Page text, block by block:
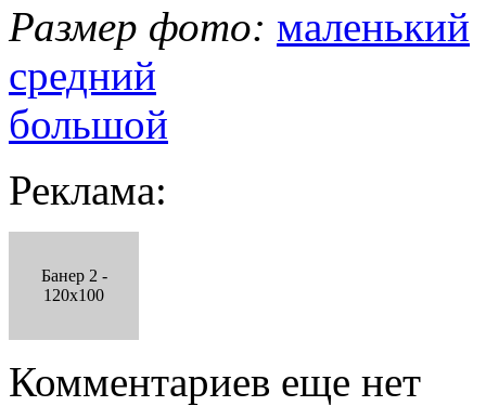
Размер фото: маленький
средний
большой
Реклама:
Банер 2 -
120x100
Комментариев еще нет